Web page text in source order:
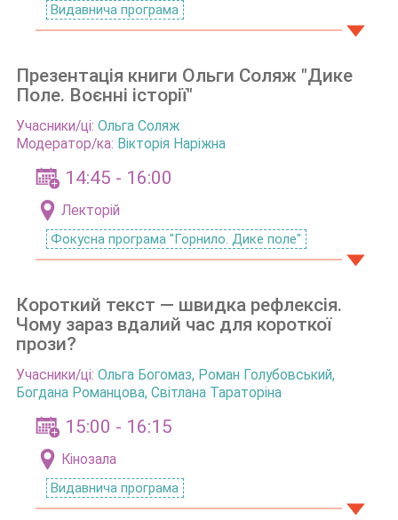
Видавнича програма
14:45 - 16:00
Лекторій
Фокусна програма "Горнило. Дике поле"
Презентація книги Ольги Соляж "Дике
Поле. Воєнні історії"
Учасники/ці: Ольга Соляж
Модератор/ка: Вікторія Наріжна
15:00 - 16:15
Кінозала
Видавнича програма
Короткий текст — швидка рефлексія.
Чому зараз вдалий час для короткої
прози?
Учасники/ці: Ольга Богомаз, Роман Голубовський,
Богдана Романцова, Світлана Тараторіна